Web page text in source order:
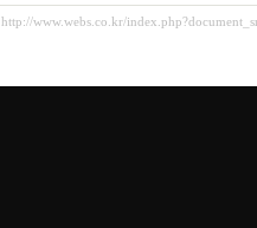
http://www.webs.co.kr/